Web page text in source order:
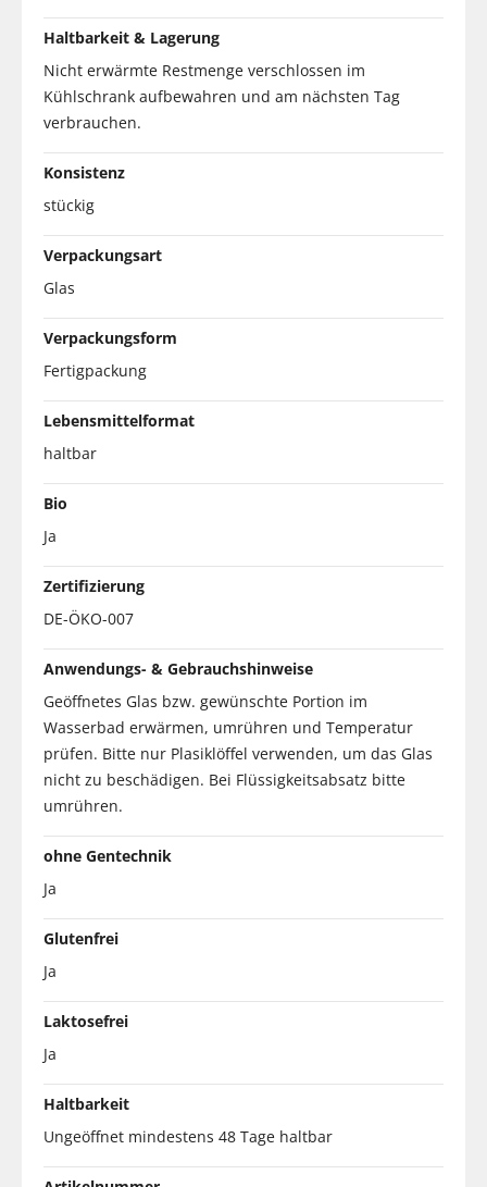
Haltbarkeit & Lagerung
Nicht erwärmte Restmenge verschlossen im
Kühlschrank aufbewahren und am nächsten Tag
verbrauchen.
Konsistenz
stückig
Verpackungsart
Glas
Verpackungsform
Fertigpackung
Lebensmittelformat
haltbar
Bio
Ja
Zertifizierung
DE-ÖKO-007
Anwendungs- & Gebrauchshinweise
Geöffnetes Glas bzw. gewünschte Portion im
Wasserbad erwärmen, umrühren und Temperatur
prüfen. Bitte nur Plasiklöffel verwenden, um das Glas
nicht zu beschädigen. Bei Flüssigkeitsabsatz bitte
umrühren.
ohne Gentechnik
Ja
Glutenfrei
Ja
Laktosefrei
Ja
Haltbarkeit
Ungeöffnet mindestens 48 Tage haltbar